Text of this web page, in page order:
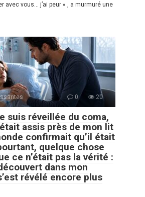
avec vous… j’ai peur « , a murmuré une
0 20
suis réveillée du coma,
assis près de mon lit
confirmait qu’il était
quelque chose
ce n’était pas la vérité :
dans mon
révélé encore plus